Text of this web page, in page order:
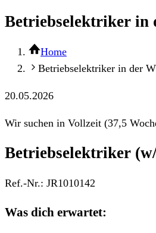
Betriebselektriker in
Home
Betriebselektriker in der
20.05.2026
Wir suchen in Vollzeit (37,5
Betriebselektriker
Ref.-Nr.: JR1010142
Was dich erwartet: